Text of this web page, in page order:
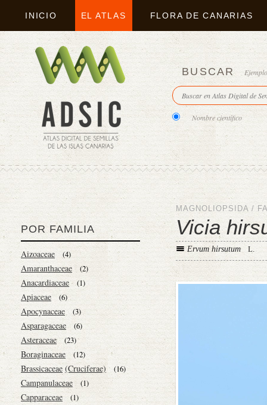
INICIO EL ATLAS FLORA DE CANARIAS
BUSCAR
Nombre científico
POR FAMILIA
Aizoaceae (4)
Amaranthaceae (2)
Anacardiaceae (1)
Apiaceae (6)
Apocynaceae (3)
Asparagaceae (6)
Asteraceae (23)
Boraginaceae (12)
Brassicaceae (Cruciferae) (16)
Campanulaceae (1)
Capparaceae (1)
MAGNOLIOPSIDA /
Vicia
Ervum hirsutum L.